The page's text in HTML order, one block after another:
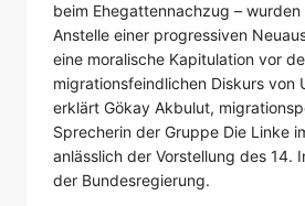
beim Ehegattennachzug –
Anstelle einer progressiven
eine moralische Kapitulation vor
migrationsfeindlichen Diskurs von
erklärt Gökay Akbulut,
Sprecherin der Gruppe Die Linke
anlässlich der Vorstellung des 14.
der Bundesregierung.